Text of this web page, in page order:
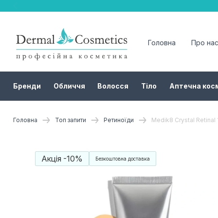
Головна Про нас
Бренди Обличчя Волосся Тіло Аптечна
Головна Топ запити Ретиноїди Medik8 Crystal Retinal
Акція -10% Безкоштовна доставка